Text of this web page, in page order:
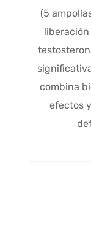
(5
combina
efectos